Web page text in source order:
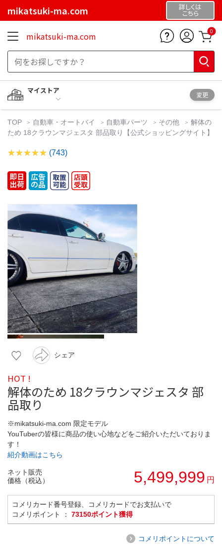
mikatsuki-ma.com 詳しくは
こちら
mikatsuki-ma.com 0
マイストア
変更
TOP 自動車・オートバイ 自動車パーツ その他
解体の
ため 18クラウンマジェスタ 部品取り【公式ショッピングサイト】
(743)
シェア
HOT !
解体のため 18クラウンマジェスタ 部
品取り
※mikatsuki-ma.com 限定モデル
YouTuberの皆様に商品の使い心地などをご紹介いただいておりま
す！
紹介動画はこちら
ネット販売
価格（税込）
5,499,999 円
コメリカード番号登録、コメリカードでお支払いで
コメリポイント ： 73150ポイント獲得
コメリポイントについて